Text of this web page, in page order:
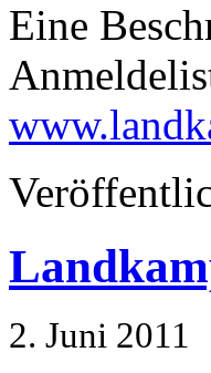
Eine
2. Juni 2011